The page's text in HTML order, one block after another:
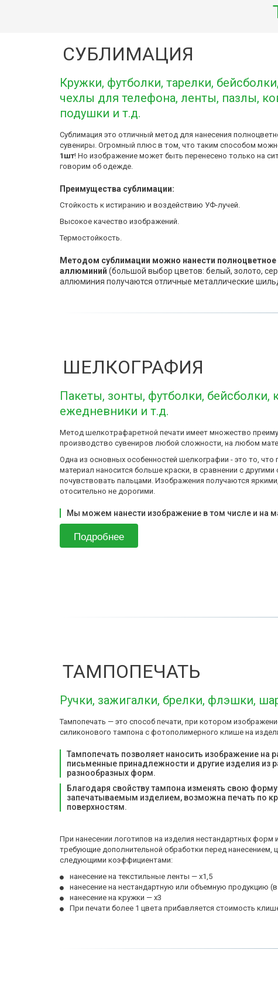
СУБЛИМАЦИЯ
Кружки, футболки, тарелки, бейсболки,
чехлы для телефона, ленты, пазлы,
подушки и т.д.
Сублимация это отличный метод для нанесения
сувениры. Огромный плюс в том, что таким способом
1шт! Но изображение может быть перенесено только на
говорим об одежде.
Преимущества сублимации:
Стойкость к истиранию и воздействию УФ-лучей.
Высокое качество изображений.
Термостойкость.
Методом сублимации можно нанести полноцветное
аллюминий (большой выбор цветов: белый, золото,
аллюминия получаются отличные металлические
ШЕЛКОГРАФИЯ
Пакеты, зонты, футболки, бейсболки,
ежедневники и т.д.
Метод шелкотрафаретной печати имеет множество
производство сувениров любой сложности, на любом
Одна из основных особенностей шелкографии - это то, что
материал наносится больше краски, в сравнении с
почувствовать пальцами. Изображения получаются
отосительно не дорогими.
Мы можем нанести изображение в том числе и на
Подробнее
ТАМПОПЕЧАТЬ
Ручки, зажигалки, брелки, флэшки,
Тампопечать — это способ печати, при котором
силиконового тампона с фотополимерного клише на
Тампопечать позволяет наносить изображение на
письменные принадлежности и другие изделия из
разнообразных форм.
Благодаря свойству тампона изменять свою
запечатываемым изделием, возможна печать по
поверхностям.
При нанесении логотипов на изделия нестандартных форм
требующие дополнительной обработки перед нанесением,
следующими коэффициентами:
нанесение на текстильные ленты — х1,5
нанесение на нестандартную или объемную продукцию
нанесение на кружки — х3
При печати более 1 цвета прибавляется стоимость